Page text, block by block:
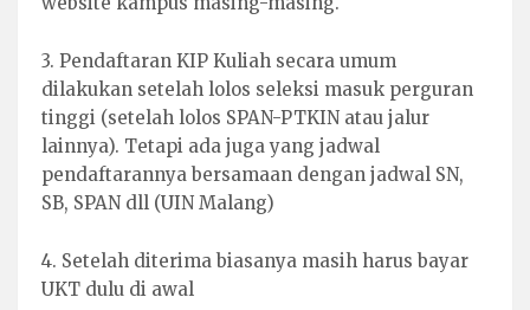
3. Pendaftaran KIP Kuliah secara umum
dilakukan setelah lolos seleksi masuk perguran
tinggi (setelah lolos SPAN-PTKIN atau jalur
lainnya). Tetapi ada juga yang jadwal
pendaftarannya bersamaan dengan jadwal SN,
SB, SPAN dll (UIN Malang)
4. Setelah diterima biasanya masih harus bayar
UKT dulu di awal